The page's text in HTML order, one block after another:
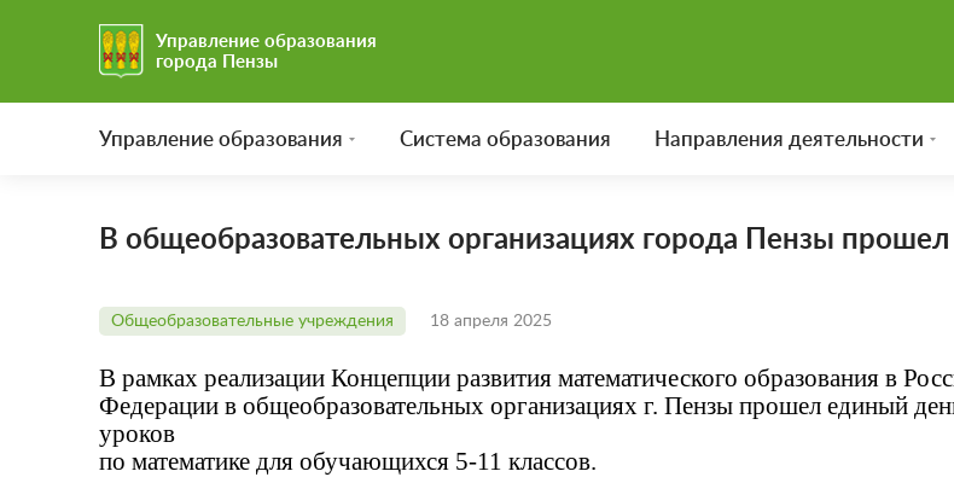
Управление образования
города Пензы
Управление образования Система образования Направления деятельности
В общеобразовательных организациях города Пензы
Общеобразовательные учреждения 18 апреля 2025
В рамках реализации Концепции развития математического образования в
Федерации в общеобразовательных организациях г. Пензы прошел единый
уроков
по математике для обучающихся 5-11 классов.